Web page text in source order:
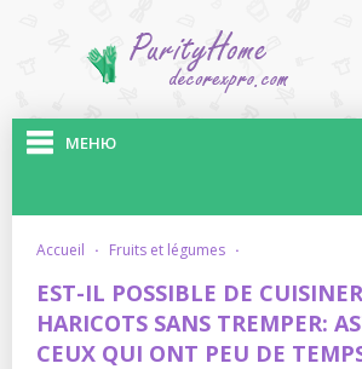
МЕНЮ
accueil · fruits et légumes ·
EST-IL POSSIBLE DE
HARICOTS SANS TREMPER:
CEUX QUI ONT PEU DE